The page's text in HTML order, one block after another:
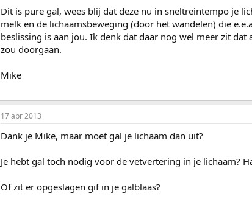
Dit is pure gal, wees blij dat deze nu in sneltreintempo je
melk en de lichaamsbeweging (door het wandelen) die
beslissing is aan jou. Ik denk dat daar nog wel meer zit
zou doorgaan.
Mike
17 apr 2013
Dank je Mike, maar moet gal je lichaam dan uit?
Je hebt gal toch nodig voor de vetvertering in je lichaam?
Of zit er opgeslagen gif in je galblaas?